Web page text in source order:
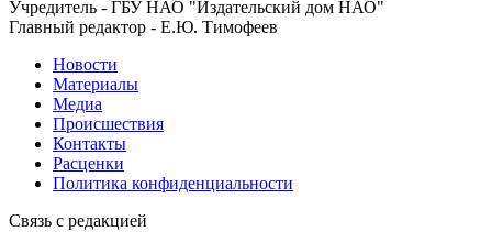
Учредитель - ГБУ НАО "Издательский дом НАО"
Главный редактор - Е.Ю. Тимофеев
Новости
Материалы
Медиа
Происшествия
Контакты
Расценки
Политика конфиденциальности
Связь с редакцией